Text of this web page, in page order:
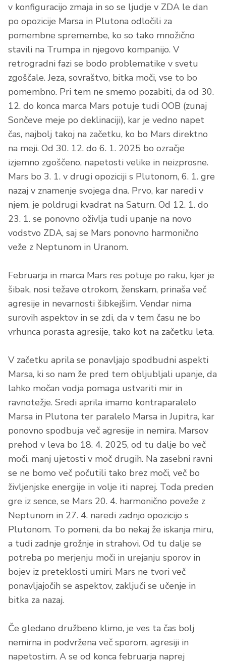
v konfiguracijo zmaja in so se ljudje v ZDA le dan
po opozicije Marsa in Plutona odločili za
pomembne spremembe, ko so tako množično
stavili na Trumpa in njegovo kompanijo. V
retrogradni fazi se bodo problematike v svetu
zgoščale. Jeza, sovraštvo, bitka moči, vse to bo
pomembno. Pri tem ne smemo pozabiti, da od 30.
12. do konca marca Mars potuje tudi OOB (zunaj
Sončeve meje po deklinaciji), kar je vedno napet
čas, najbolj takoj na začetku, ko bo Mars direktno
na meji. Od 30. 12. do 6. 1. 2025 bo ozračje
izjemno zgoščeno, napetosti velike in neizprosne.
Mars bo 3. 1. v drugi opoziciji s Plutonom, 6. 1. gre
nazaj v znamenje svojega dna. Prvo, kar naredi v
njem, je poldrugi kvadrat na Saturn. Od 12. 1. do
23. 1. se ponovno oživlja tudi upanje na novo
vodstvo ZDA, saj se Mars ponovno harmonično
veže z Neptunom in Uranom.
Februarja in marca Mars res potuje po raku, kjer je
šibak, nosi težave otrokom, ženskam, prinaša več
agresije in nevarnosti šibkejšim. Vendar nima
surovih aspektov in se zdi, da v tem času ne bo
vrhunca porasta agresije, tako kot na začetku leta.
V začetku aprila se ponavljajo spodbudni aspekti
Marsa, ki so nam že pred tem obljubljali upanje, da
lahko močan vodja pomaga ustvariti mir in
ravnotežje. Sredi aprila imamo kontraparalelo
Marsa in Plutona ter paralelo Marsa in Jupitra, kar
ponovno spodbuja več agresije in nemira. Marsov
prehod v leva bo 18. 4. 2025, od tu dalje bo več
moči, manj ujetosti v moč drugih. Na zasebni ravni
se ne bomo več počutili tako brez moči, več bo
življenjske energije in volje iti naprej. Toda preden
gre iz sence, se Mars 20. 4. harmonično poveže z
Neptunom in 27. 4. naredi zadnjo opozicijo s
Plutonom. To pomeni, da bo nekaj že iskanja miru,
a tudi zadnje grožnje in strahovi. Od tu dalje se
potreba po merjenju moči in urejanju sporov in
bojev iz preteklosti umiri. Mars ne tvori več
ponavljajočih se aspektov, zaključi se učenje in
bitka za nazaj.
Če gledano družbeno klimo, je ves ta čas bolj
nemirna in podvržena več sporom, agresiji in
napetostim. A se od konca februarja naprej